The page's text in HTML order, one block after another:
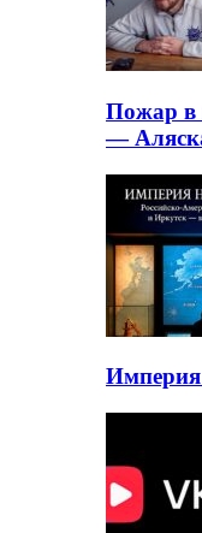
Пожар в
—
Империя